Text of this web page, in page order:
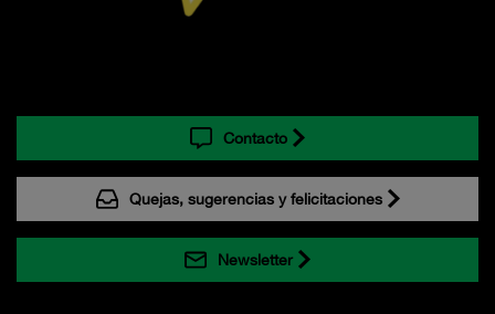
Contacto
Quejas, sugerencias y felicitaciones
Newsletter